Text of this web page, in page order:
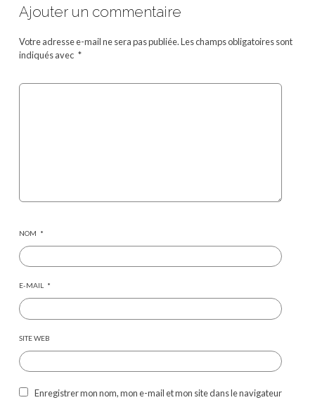
Ajouter un commentaire
Votre adresse e-mail ne sera pas publiée.Les champs obligatoires sont
indiqués avec *
NOM *
E-MAIL *
SITE WEB
Enregistrer mon nom, mon e-mail et mon site dans le navigateur